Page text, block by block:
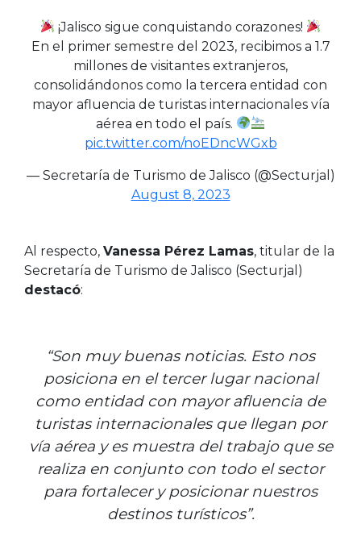
¡Jalisco sigue conquistando corazones!
En el primer semestre del 2023, recibimos a 1.7
millones de visitantes extranjeros,
consolidándonos como la tercera entidad con
mayor afluencia de turistas internacionales vía
aérea en todo el país.
pic.twitter.com/noEDncWGxb
— Secretaría de Turismo de Jalisco (@Secturjal)
August 8, 2023
Al respecto, Vanessa Pérez Lamas, titular de la
Secretaría de Turismo de Jalisco (Secturjal)
destacó:
“Son muy buenas noticias. Esto nos
posiciona en el tercer lugar nacional
como entidad con mayor afluencia de
turistas internacionales que llegan por
vía aérea y es muestra del trabajo que se
realiza en conjunto con todo el sector
para fortalecer y posicionar nuestros
destinos turísticos”.